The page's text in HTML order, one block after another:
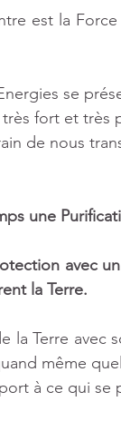
est la
se
très fort et
de nous
une
avec
la Terre.
la Terre avec
même
à ce qui se